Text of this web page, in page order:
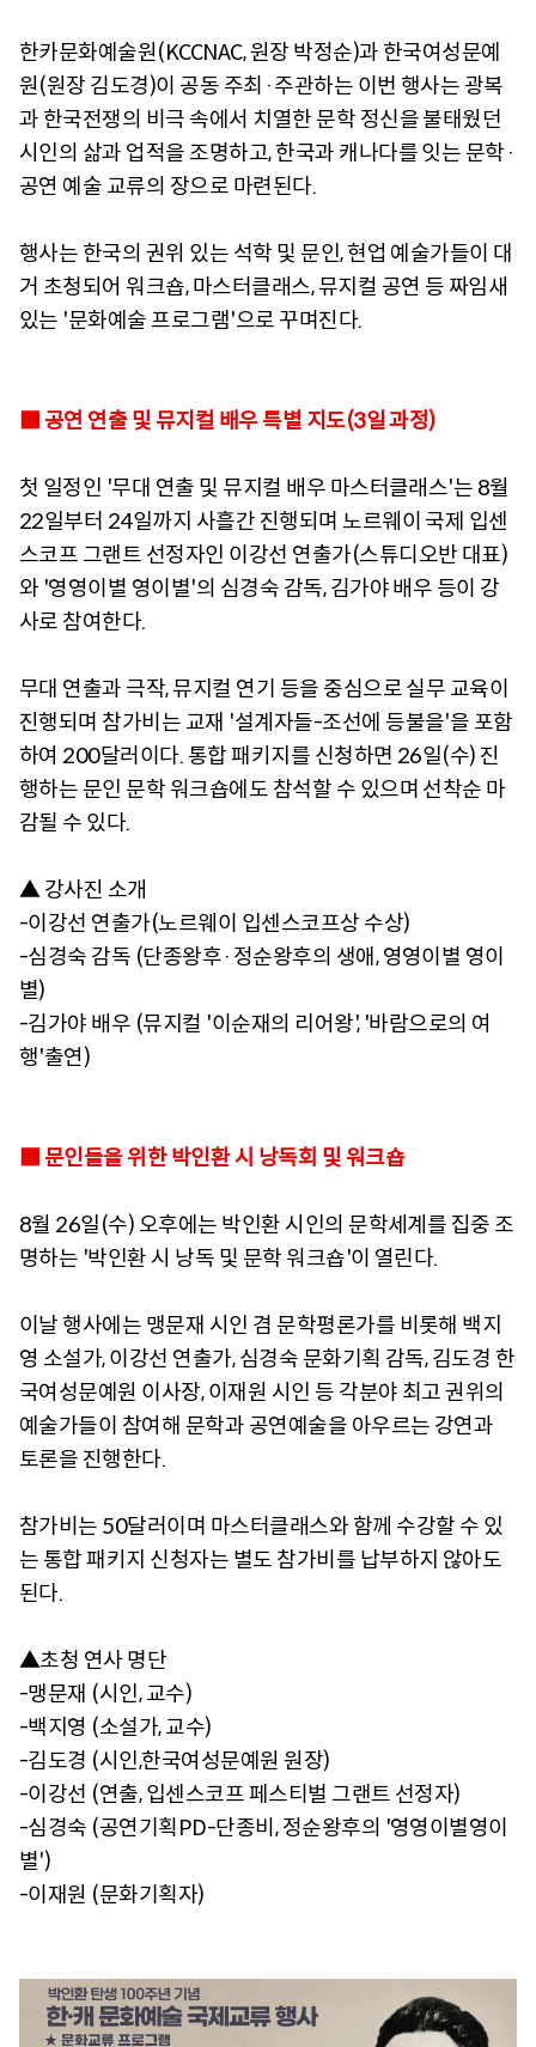
한카문화예술원(KCCNAC, 원장 박정순)과 한국여성문예
원(원장 김도경)이 공동 주최·주관하는 이번 행사는 광복
과 한국전쟁의 비극 속에서 치열한 문학 정신을 불태웠던
시인의 삶과 업적을 조명하고, 한국과 캐나다를 잇는 문학·
공연 예술 교류의 장으로 마련된다.
행사는 한국의 권위 있는 석학 및 문인, 현업 예술가들이 대
거 초청되어 워크숍, 마스터클래스, 뮤지컬 공연 등 짜임새
있는 '문화예술 프로그램'으로 꾸며진다.
■ 공연 연출 및 뮤지컬 배우 특별 지도(3일 과정)
첫 일정인 '무대 연출 및 뮤지컬 배우 마스터클래스'는 8월
22일부터 24일까지 사흘간 진행되며 노르웨이 국제 입센
스코프 그랜트 선정자인 이강선 연출가(스튜디오반 대표)
와 '영영이별 영이별'의 심경숙 감독, 김가야 배우 등이 강
사로 참여한다.
무대 연출과 극작, 뮤지컬 연기 등을 중심으로 실무 교육이
진행되며 참가비는 교재 '설계자들-조선에 등불을'을 포함
하여 200달러이다. 통합 패키지를 신청하면 26일(수) 진
행하는 문인 문학 워크숍에도 참석할 수 있으며 선착순 마
감될 수 있다.
▲ 강사진 소개
-이강선 연출가(노르웨이 입센스코프상 수상)
-심경숙 감독 (단종왕후·정순왕후의 생애, 영영이별 영이
별)
-김가야 배우 (뮤지컬 '이순재의 리어왕', '바람으로의 여
행'출연)
■ 문인들을 위한 박인환 시 낭독회 및 워크숍
8월 26일(수) 오후에는 박인환 시인의 문학세계를 집중 조
명하는 '박인환 시 낭독 및 문학 워크숍'이 열린다.
이날 행사에는 맹문재 시인 겸 문학평론가를 비롯해 백지
영 소설가, 이강선 연출가, 심경숙 문화기획 감독, 김도경 한
국여성문예원 이사장, 이재원 시인 등 각분야 최고 권위의
예술가들이 참여해 문학과 공연예술을 아우르는 강연과
토론을 진행한다.
참가비는 50달러이며 마스터클래스와 함께 수강할 수 있
는 통합 패키지 신청자는 별도 참가비를 납부하지 않아도
된다.
▲초청 연사 명단
-맹문재 (시인, 교수)
-백지영 (소설가, 교수)
-김도경 (시인,한국여성문예원 원장)
-이강선 (연출, 입센스코프 페스티벌 그랜트 선정자)
-심경숙 (공연기획PD-단종비, 정순왕후의 '영영이별영이
별')
-이재원 (문화기획자)